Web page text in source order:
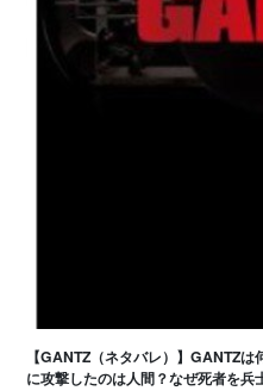
【GANTZ（ネタバレ）】GANTZ
に攻撃したのは人間？なぜ死者を兵